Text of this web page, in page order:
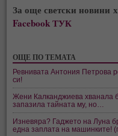
За още светски новини
Facebook ТУК
ОЩЕ ПО ТЕМАТА
Ревнивата Антония Петрова
си!
Жени Калканджиева хванала
запазила тайната му, но…
Изневяра? Гаджето на Луна
една заплата на машинките!